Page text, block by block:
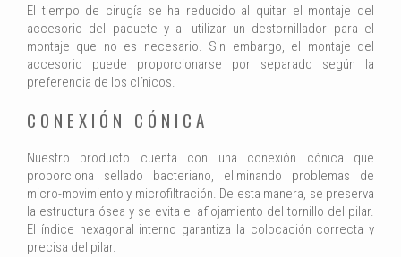
El tiempo de cirugía se ha reducido al quitar el montaje del
accesorio del paquete y al utilizar un destornillador para el
montaje que no es necesario. Sin embargo, el montaje del
accesorio puede proporcionarse por separado según la
preferencia de los clínicos.
CONEXIÓN CÓNICA
Nuestro producto cuenta con una conexión cónica que
proporciona sellado bacteriano, eliminando problemas de
micro-movimiento y microfiltración. De esta manera, se preserva
la estructura ósea y se evita el aflojamiento del tornillo del pilar.
El índice hexagonal interno garantiza la colocación correcta y
precisa del pilar.